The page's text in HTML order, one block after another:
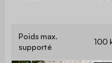
Poids max.
supporté
100